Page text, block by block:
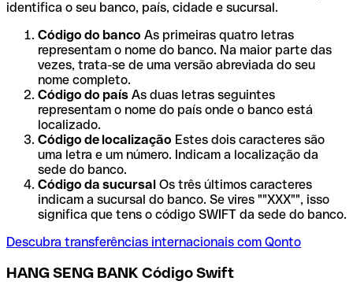
identifica o seu banco, país, cidade e sucursal.
Código do banco As primeiras quatro letras
representam o nome do banco. Na maior parte das
vezes, trata-se de uma versão abreviada do seu
nome completo.
Código do país As duas letras seguintes
representam o nome do país onde o banco está
localizado.
Código de localização Estes dois caracteres são
uma letra e um número. Indicam a localização da
sede do banco.
Código da sucursal Os três últimos caracteres
indicam a sucursal do banco. Se vires ""XXX"", isso
significa que tens o código SWIFT da sede do banco.
Descubra transferências internacionais com Qonto
HANG SENG BANK Código Swift